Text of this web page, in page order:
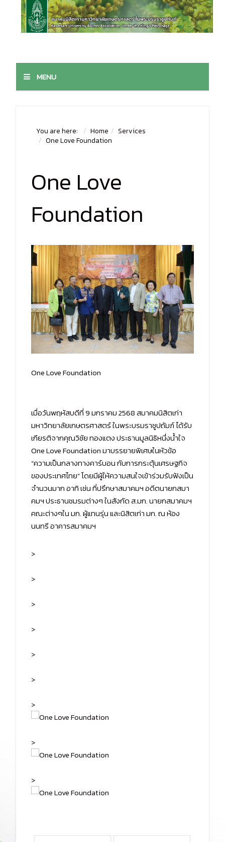
MENU
You are here: Home
Services
One Love Foundation
One Love
Foundation
One Love Foundation
เมื่อวันพฤหัสบดีที่ 9 มกราคม 2568 สมาคมนิสิตเก่า
มหาวิทยาลัยเกษตรศาสตร์ ในพระบรมราชูปถัมภ์ ได้รับ
เกียรติจากคุณวิชัย ทองแตง ประธานมูลนิธิหนึ่งน้ำใจ
One Love Foundation มาบรรยายพิเศษในหัวข้อ
“ความเป็นกลางทางคาร์บอน กับการกระตุ้นเศรษฐกิจ
ของประเทศไทย” โดยมีผู้ให้ความสนใจเข้าร่วมรับฟังเป็น
จำนวนมาก อาทิ เช่น ที่ปรึกษาสมาคมฯ อดีตนายกสมา
คมฯ ประธานชมรมต่างๆ ในสังกัด ส.มก. นายกสมาคมฯ
คณะต่างๆใน มก. ผู้แทนรุ่น และนิสิตเก่า มก. ณ ห้อง
นนทรี อาคารสมาคมฯ
>
>
>
>
>
>
>
>
>